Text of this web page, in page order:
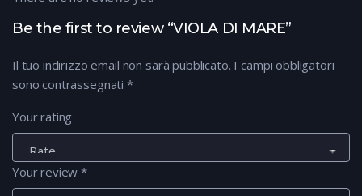
Be the first to review “VIOLA DI MARE”
Il tuo indirizzo email non sarà pubblicato. I campi obbligatori
sono contrassegnati *
Your rating
Your review*